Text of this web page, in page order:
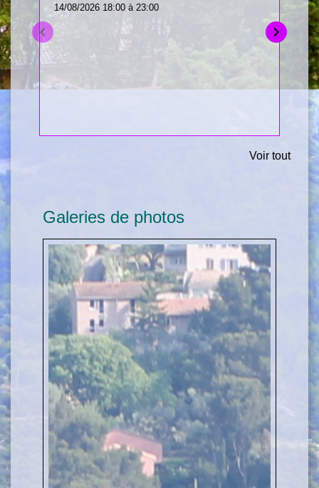
le vendredi 14 août
14/08/2026 18:00 à 23:00
keyboard_arrow_left
Galeries de photos